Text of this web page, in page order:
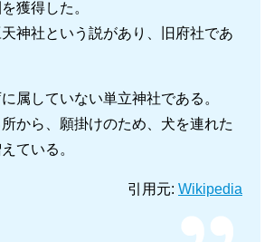
獲得した。
神社という説があり、旧府社であ
属していない単立神社である。
から、願掛けのため、犬を連れた
ている。
引用元: Wikipedia